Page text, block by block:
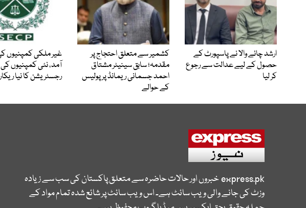
ارشد چائے والا نے پاسپورٹ کے
حصول کے لیے عدالت سے رجوع
کر لیا
کشمیر سے متعلق احتجاج پر
مقدمہ؛ سابق سینیٹر مشتاق
احمد جسمانی ریمانڈ پر پولیس
کے حوالے
غیر ملکی کمپنیوں
آمد، نئی کمپنیوں کی
رجسٹریشن کا نیا
express.pkخبروں اور حالات حاضرہ سے متعلق پاکستان کی سب سے زیادہ
وزٹ کی جانے والی ویب سائٹ ہے۔ اس ویب سائٹ پر شائع شدہ تمام مواد کے